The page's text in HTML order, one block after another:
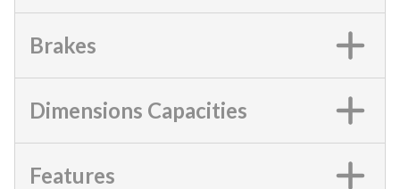
Brakes
Dimensions Capacities
Features